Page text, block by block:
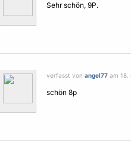
Sehr schön, 9P.
verfasst von angel77 am 18.
schön 8p